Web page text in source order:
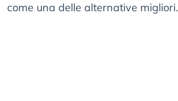
come una delle alternative migliori.